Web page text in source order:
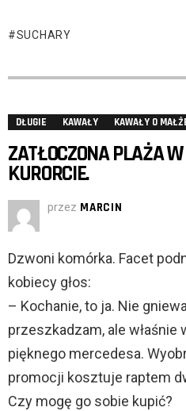
SUCHARY
DŁUGIE KAWAŁY KAWAŁY O
ZATŁOCZONA PLAŻA
KURORCIE.
przez MARCIN
Dzwoni komórka. Facet
kobiecy głos:
– Kochanie, to ja. Nie
przeszkadzam, ale właśnie
pięknego mercedesa.
promocji kosztuje raptem
Czy mogę go sobie kupić?